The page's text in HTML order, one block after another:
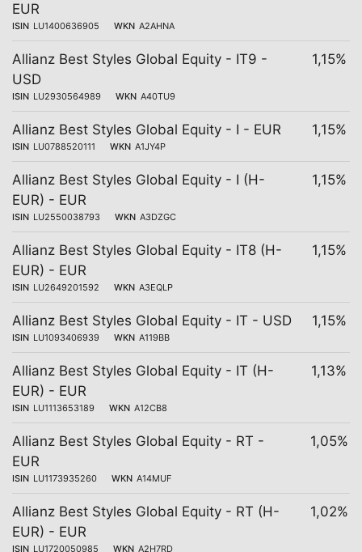
EUR
ISIN LU1400636905 WKN A2AHNA
Allianz Best Styles Global Equity - IT9 -
USD
ISIN LU2930564989 WKN A40TU9
1,15%
Allianz Best Styles Global Equity - I - EUR
ISIN LU0788520111 WKN A1JY4P
1,15%
Allianz Best Styles Global Equity - I (H-
EUR) - EUR
ISIN LU2550038793 WKN A3DZGC
1,15%
Allianz Best Styles Global Equity - IT8 (H-
EUR) - EUR
ISIN LU2649201592 WKN A3EQLP
1,15%
Allianz Best Styles Global Equity - IT - USD
ISIN LU1093406939 WKN A119BB
1,15%
Allianz Best Styles Global Equity - IT (H-
EUR) - EUR
ISIN LU1113653189 WKN A12CB8
1,13%
Allianz Best Styles Global Equity - RT -
EUR
ISIN LU1173935260 WKN A14MUF
1,05%
Allianz Best Styles Global Equity - RT (H-
EUR) - EUR
ISIN LU1720050985 WKN A2H7RD
1,02%